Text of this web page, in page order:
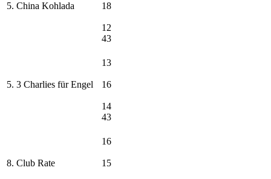
5. China Kohlada 18
12
43
5. 3 Charlies für Engel
13
16
14
43
8. Club Rate
16
15